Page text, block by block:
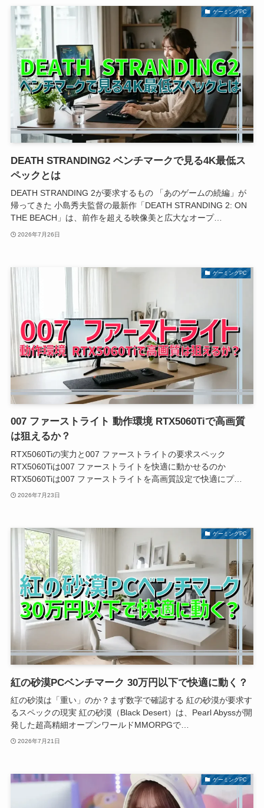
ゲーミングPC
DEATH STRANDING2 ベンチマークで見る4K最低ス
ペックとは
DEATH STRANDING 2が要求するもの 「あのゲームの続編」が
帰ってきた 小島秀夫監督の最新作「DEATH STRANDING 2: ON
THE BEACH」は、前作を超える映像美と広大なオープ…
2026年7月26日
ゲーミングPC
007 ファーストライト 動作環境 RTX5060Tiで高画質
は狙えるか？
RTX5060Tiの実力と007 ファーストライトの要求スペック
RTX5060Tiは007 ファーストライトを快適に動かせるのか
RTX5060Tiは007 ファーストライトを高画質設定で快適にプ…
2026年7月23日
ゲーミングPC
紅の砂漠PCベンチマーク 30万円以下で快適に動く？
紅の砂漠は「重い」のか？まず数字で確認する 紅の砂漠が要求す
るスペックの現実 紅の砂漠（Black Desert）は、Pearl Abyssが開
発した超高精細オープンワールドMMORPGで…
2026年7月21日
ゲーミングPC